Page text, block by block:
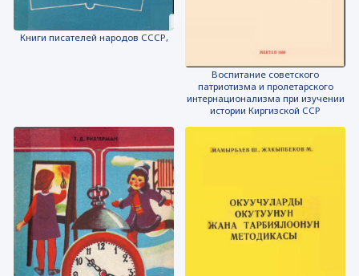
Книги писателей народов СССР,
Воспитание советского
патриотизма и пролетарского
интернационализма при изучении
истории Киргизской ССР